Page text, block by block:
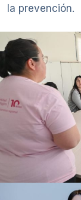
la prevención.